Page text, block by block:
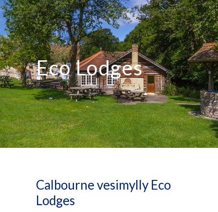
Eco Lodges
Calbourne vesimylly Eco
Lodges